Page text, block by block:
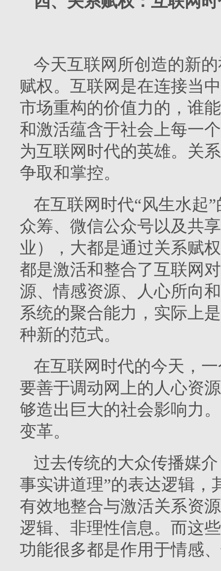
今天互联网所创造的新
赋权。互联网是在连接当
市场重构的价值力的，谁
和激活蕴含于社会上每一
为互联网时代的英雄。关
争取和掌控。
在互联网时代“风生水起
众筹、微信公众号以及共
业），大都是通过关系赋
都是激活和整合了互联网
源、情感资源、人心所向
系统的聚合能力，实际上
种新的范式。
在互联网时代的今天，
要善于调动网上的人心资
够造出巨大的社会影响力
变革。
过去传统的大众传播媒
事实讲道理”的表达逻辑，
有效地整合与激活关系资
逻辑、非理性信息。而这
功能很多都是作用于情感